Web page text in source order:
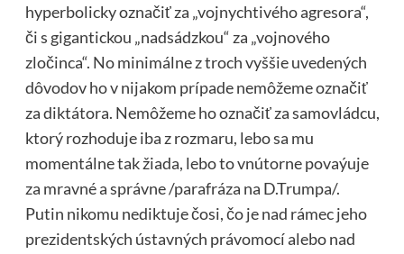
hyperbolicky označiť za „vojnychtivého agresora“,
či s gigantickou „nadsádzkou“ za „vojnového
zločinca“. No minimálne z troch vyššie uvedených
dôvodov ho v nijakom prípade nemôžeme označiť
za diktátora. Nemôžeme ho označiť za samovládcu,
ktorý rozhoduje iba z rozmaru, lebo sa mu
momentálne tak žiada, lebo to vnútorne povaýuje
za mravné a správne /parafráza na D.Trumpa/.
Putin nikomu nediktuje čosi, čo je nad rámec jeho
prezidentských ústavných právomocí alebo nad